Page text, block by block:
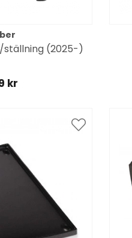
(2025-)
kr